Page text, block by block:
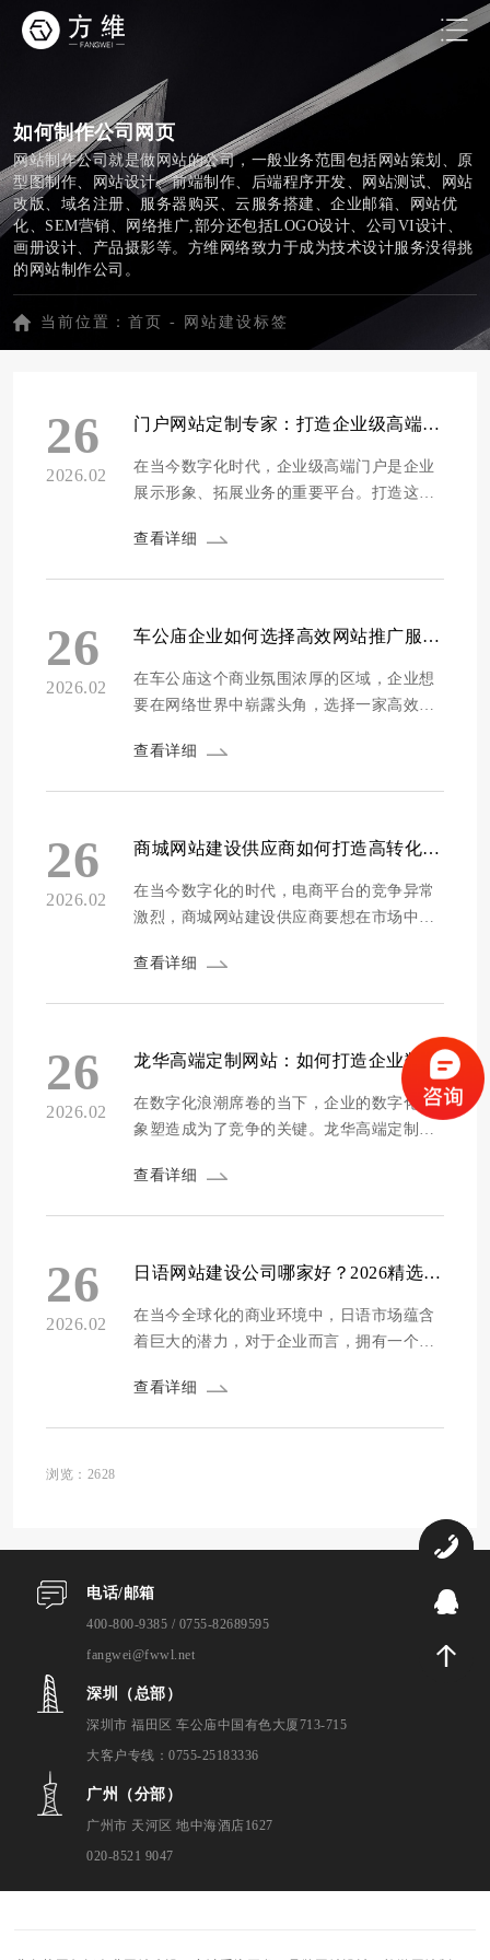
如何制作公司网页
网站制作公司就是做网站的公司，一般业务范围包括网站策划、原
型图制作、网站设计、前端制作、后端程序开发、网站测试、网站
改版、域名注册、服务器购买、云服务搭建、企业邮箱、网站优
化、SEM营销、网络推广,部分还包括LOGO设计、公司VI设计、
画册设计、产品摄影等。方维网络致力于成为技术设计服务没得挑
的网站制作公司。
当前位置： 首页 - 网站建设标签
26
2026.02
门户网站定制专家：打造企业级高端门户的5大核心要素
在当今数字化时代，企业级高端门户是企业
展示形象、拓展业务的重要平台。打造这样
面我们就来详细探讨这些要素，助力企业打
石。企业要明确门户的目标受众，了解他们
的需求和喜好。比如，若目标受众...
查看详细
26
2026.02
车公庙企业如何选择高效网站推广服务商：5大关键指标解析
在车公庙这个商业氛围浓厚的区域，企业想
要在网络世界中崭露头角，选择一家高效的
能为企业带来更多流量、提升品牌知名度，
能力 专业能力是衡量网站推广服务商的核心
指标。首先要看其团队是否具备专业...
查看详细
26
2026.02
商城网站建设供应商如何打造高转化率的电商平台？
在当今数字化的时代，电商平台的竞争异常
激烈，商城网站建设供应商要想在市场中脱
要。高转化率不仅意味着更多的销售和利
来我们将从多个方面进行探讨。 精准定位目
精...
查看详细
26
2026.02
龙华高端定制网站：如何打造企业数字化形象新标杆
在数字化浪潮席卷的当下，企业的数字化形
象塑造成为了竞争的关键。龙华高端定制网
口，对于打造企业数字化形象新标杆起着至
优势和服务理念。那么，究竟如何利用龙华
高端定制网站来打造企业数字化形象新标杆
呢？接下...
查看详细
26
2026.02
日语网站建设公司哪家好？2026精选10家专业日语建站服务商推荐
在当今全球化的商业环境中，日语市场蕴含
着巨大的潜力，对于企业而言，拥有一个专
然而，面对众多的网站建设公司，如何选择
查看详细
浏览：2628
电话/邮箱
400-800-9385 / 0755-82689595
fangwei@fwwl.net
深圳（总部）
深圳市 福田区 车公庙中国有色大厦713-715
大客户专线：0755-25183336
广州（分部）
广州市 天河区 地中海酒店1627
020-8521 9047